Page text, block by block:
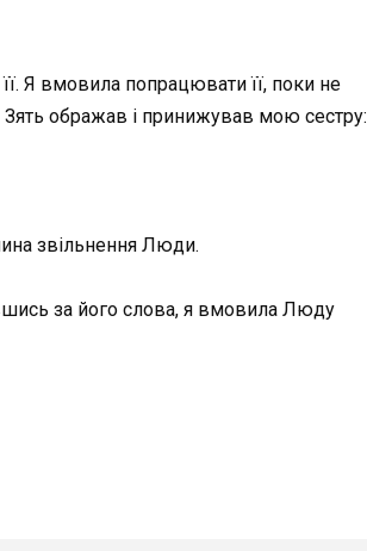
Я вмовила попрацювати її, поки не
Зять ображав і принижував мою сестру:
звільнення Люди.
за його слова, я вмовила Люду